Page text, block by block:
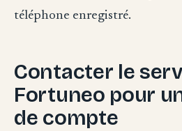
téléphone enregistré.
Contacter le
Fortuneo pour
de compte